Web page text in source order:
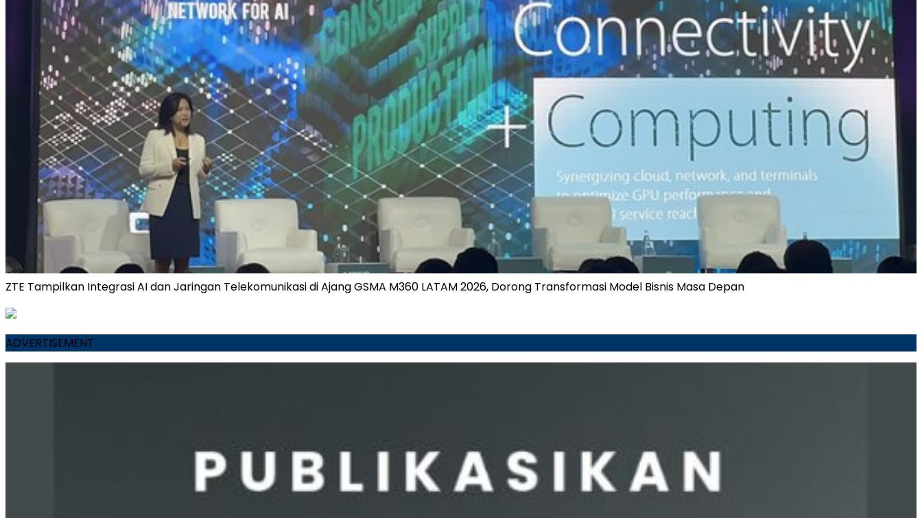
ZTE Tampilkan Integrasi AI dan Jaringan Telekomunikasi di Ajang GSMA M360 LATAM 2026, Dorong Transformasi Model Bisnis Masa Depan
ADVERTISEMENT